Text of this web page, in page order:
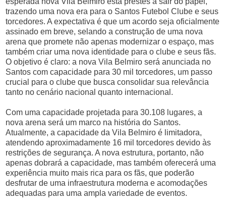
trazendo uma nova era para o Santos Futebol Clube e seus
torcedores. A expectativa é que um acordo seja oficialmente
assinado em breve, selando a construção de uma nova
arena que promete não apenas modernizar o espaço, mas
também criar uma nova identidade para o clube e seus fãs.
O objetivo é claro: a nova Vila Belmiro será anunciada no
Santos com capacidade para 30 mil torcedores, um passo
crucial para o clube que busca consolidar sua relevância
tanto no cenário nacional quanto internacional.
Com uma capacidade projetada para 30.108 lugares, a
nova arena será um marco na história do Santos.
Atualmente, a capacidade da Vila Belmiro é limitadora,
atendendo aproximadamente 16 mil torcedores devido às
restrições de segurança. A nova estrutura, portanto, não
apenas dobrará a capacidade, mas também oferecerá uma
experiência muito mais rica para os fãs, que poderão
desfrutar de uma infraestrutura moderna e acomodações
adequadas para uma ampla variedade de eventos.